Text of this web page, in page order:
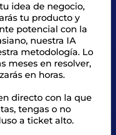
idea de negocio,
tu producto y
potencial con la
nuestra IA
metodología. Lo
meses en resolver,
en horas.
directo con la que
tengas o no
a ticket alto.